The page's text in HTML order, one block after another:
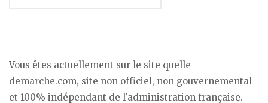
Vous êtes actuellement sur le site quelle-
demarche.com, site non officiel, non gouvernemental
et 100% indépendant de l'administration française.